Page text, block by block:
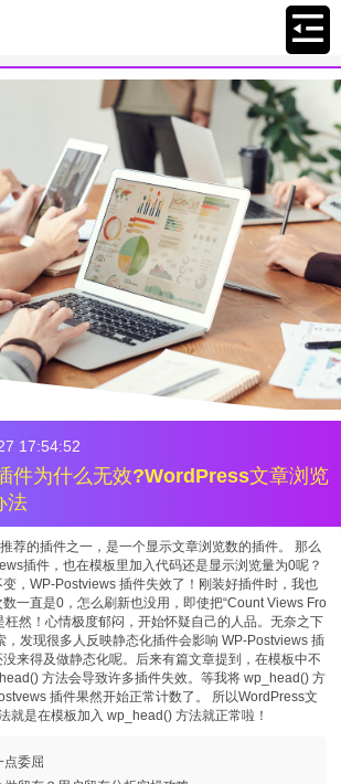
17:54:52
件为什么无效?WordPress文章浏览
法
荐的插件之一，是一个显示文章浏览数的插件。 那么
插件，也在模板里加入代码还是显示浏览量为0呢？
，WP-Postviews 插件失效了！刚装好插件时，我也
一直是0，怎么刷新也没用，即使把“Count Views Fro
枉然！心情极度郁闷，开始怀疑自己的人品。无奈之下
，发现很多人反映静态化插件会影响 WP-Postviews 插
来得及做静态化呢。后来有篇文章提到，在模板中不
方法会导致许多插件失效。等我将 wp_head() 方
插件果然开始正常计数了。 所以WordPress文
就是在模板加入 wp_head() 方法就正常啦！
点委屈